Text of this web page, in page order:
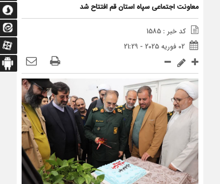
معاونت اجتماعی سپاه استان قم افتتاح شد
کد خبر : 1585
02 فوریه 2025 - 21:29